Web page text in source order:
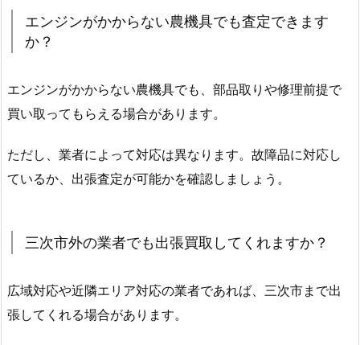
エンジンがかからない農機具でも査定できます
か？
エンジンがかからない農機具でも、部品取りや修理前提で
買い取ってもらえる場合があります。
ただし、業者によって対応は異なります。故障品に対応し
ているか、出張査定が可能かを確認しましょう。
三次市外の業者でも出張買取してくれますか？
広域対応や近隣エリア対応の業者であれば、三次市まで出
張してくれる場合があります。